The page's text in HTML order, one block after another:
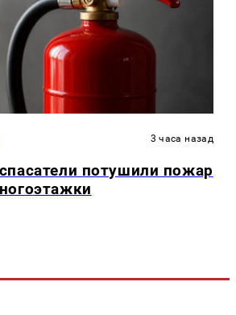
3 часа назад
потушили пожар